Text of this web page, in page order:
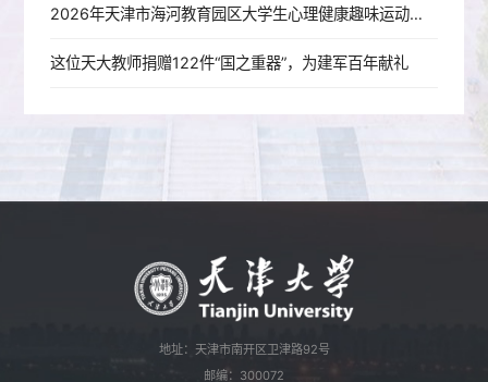
2026年天津市海河教育园区大学生心理健康趣味运动会暨天津大学第九届学生心理素质拓展运动会圆满举办
这位天大教师捐赠122件“国之重器”，为建军百年献礼
地址：天津市南开区卫津路92号
邮编：300072